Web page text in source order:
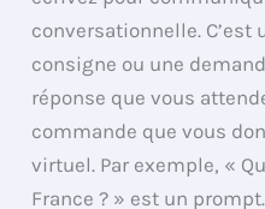
conversationnelle. C’est
consigne ou une
réponse que vous
commande que vous
virtuel. Par exemple, «
France ? » est un